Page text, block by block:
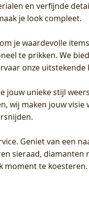
en verfijnde
je look compleet.
je waardevolle
te prikken. We
onze uitstekende
jouw unieke stijl
wij maken jouw visie
. Geniet van een
sieraad, diamanten
moment te